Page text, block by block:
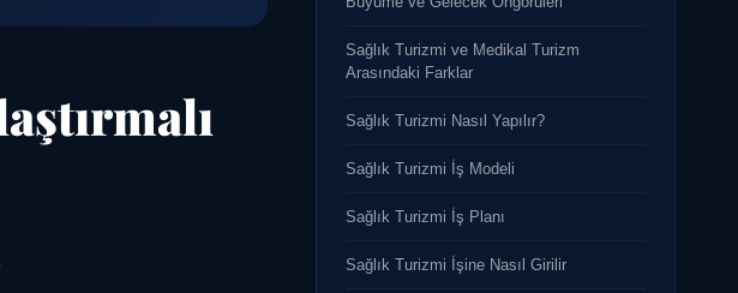
Sağlık Turizmi ve Medikal Turizm
Arasındaki Farklar
Sağlık Turizmi Nasıl Yapılır?
Sağlık Turizmi İş Modeli
Sağlık Turizmi İş Planı
Sağlık Turizmi İşine Nasıl Girilir